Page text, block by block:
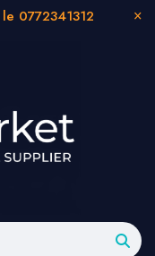
0772341312